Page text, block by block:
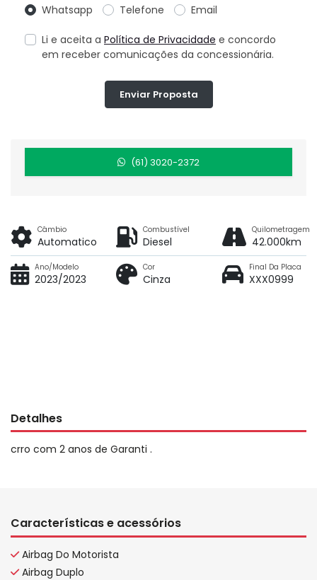
(61) 3020-2372
Whatsapp
Telefone Email
Li e aceita a Política de Privacidade e concordo
em receber comunicações da concessionária.
Enviar Proposta
Câmbio
Automatico
Combustível
Diesel
Quilometragem
42.000km
Ano/Modelo
2023/2023
Cor
Cinza
Final Da Placa
XXX0999
Detalhes
crro com 2 anos de Garanti .
Características e acessórios
Airbag Do Motorista
Airbag Duplo